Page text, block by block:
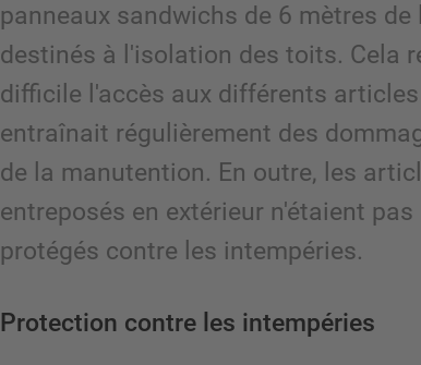
panneaux sandwichs de 6 mètres de
destinés à l'isolation des toits. Cela
difficile l'accès aux différents
entraînait régulièrement des
de la manutention. En outre, les
entreposés en extérieur n'étaient pas
protégés contre les intempéries.
Protection contre les intempéries